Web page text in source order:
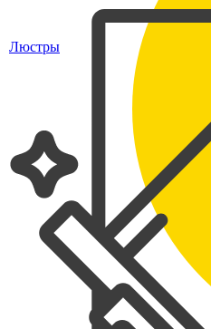
Люстры